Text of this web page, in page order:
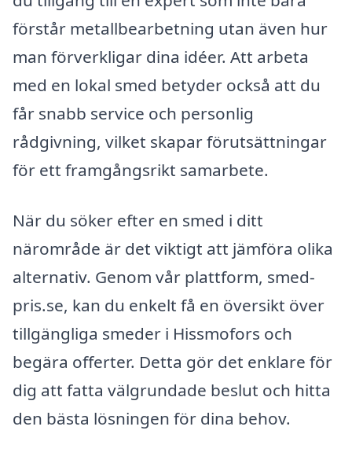
förstår metallbearbetning utan även hur
man förverkligar dina idéer. Att arbeta
med en lokal smed betyder också att du
får snabb service och personlig
rådgivning, vilket skapar förutsättningar
för ett framgångsrikt samarbete.
När du söker efter en smed i ditt
närområde är det viktigt att jämföra olika
alternativ. Genom vår plattform, smed-
pris.se, kan du enkelt få en översikt över
tillgängliga smeder i Hissmofors och
begära offerter. Detta gör det enklare för
dig att fatta välgrundade beslut och hitta
den bästa lösningen för dina behov.